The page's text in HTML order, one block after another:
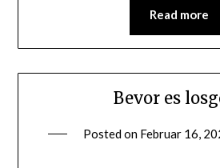
Read more
Bevor es
Posted on Februar 16,